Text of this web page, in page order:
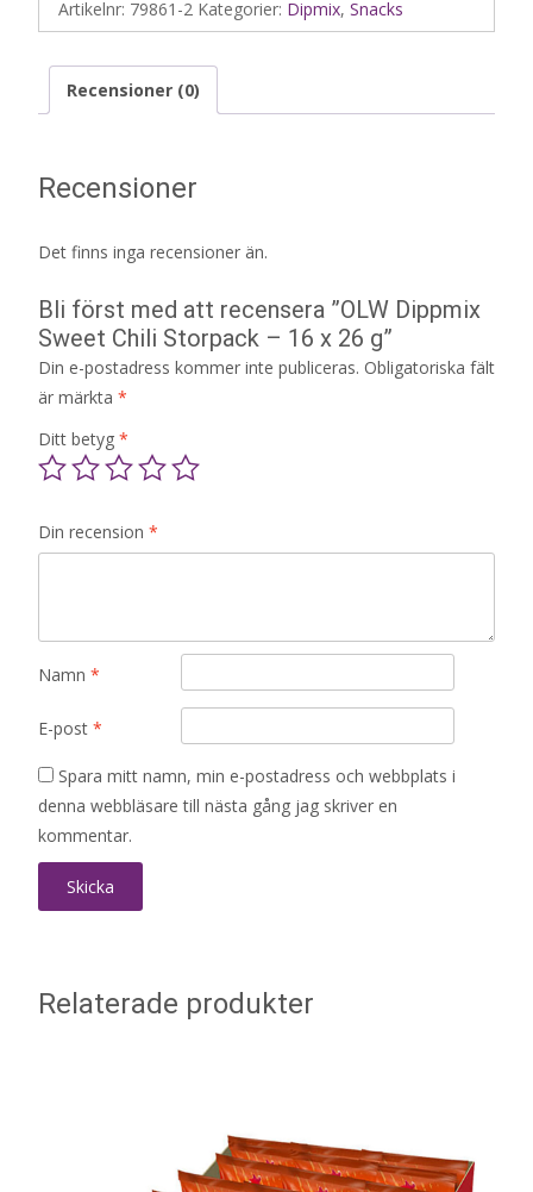
Artikelnr: 79861-2 Kategorier: Dipmix, Snacks
Recensioner (0)
Recensioner
Det finns inga recensioner än.
Bli först med att recensera ”OLW Dippmix
Sweet Chili Storpack – 16 x 26 g”
Din e-postadress kommer inte publiceras. Obligatoriska fält
är märkta *
Ditt betyg *
Din recension *
Namn *
E-post *
Spara mitt namn, min e-postadress och webbplats i
denna webbläsare till nästa gång jag skriver en
kommentar.
Relaterade produkter